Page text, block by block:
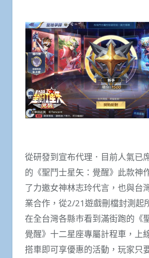
從研發到宣布代理．目前人氣已
的《聖鬥士星矢：覺醒》此款神
了力邀女神林志玲代言，也與台
業合作，從2/21遊戲刪檔封測起
在全台灣各縣市看到滿街跑的《
覺醒》十二星座專屬計程車，上
搭車即可享優惠的活動，玩家只